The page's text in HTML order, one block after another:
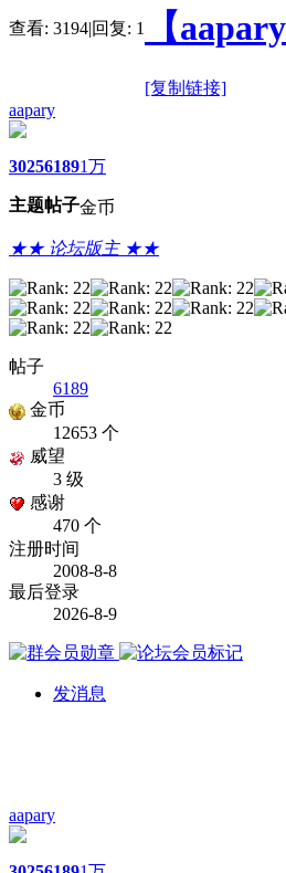
查看: 3194|回复: 1 【
[复制链接]
aapary
3025
主题
6189
帖子
1万
金币
★★ 论坛版主 ★★
帖子
6189
金币
12653 个
威望
3 级
感谢
470 个
注册时间
2008-8-8
最后登录
2026-8-9
发消息
aapary